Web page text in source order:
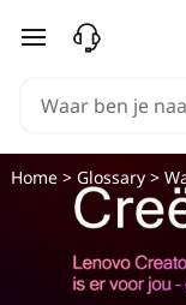
W
Ga naar de
Home> Glossary>